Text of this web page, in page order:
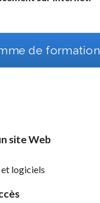
de formation
site Web
logiciels